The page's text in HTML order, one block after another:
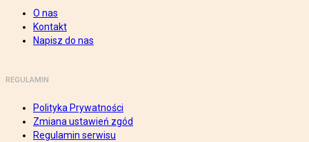
O nas
Kontakt
Napisz do nas
REGULAMIN
Polityka Prywatności
Zmiana ustawień zgód
Regulamin serwisu